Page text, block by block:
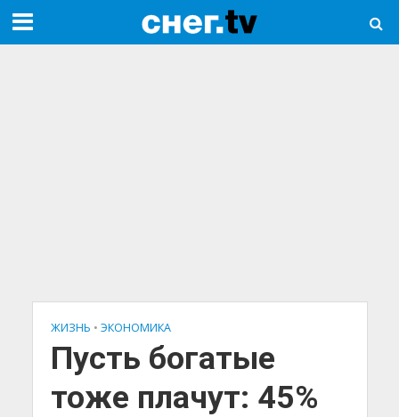
ЖИЗНЬ • ЭКОНОМИКА
Пусть богатые
тоже плачут: 45%